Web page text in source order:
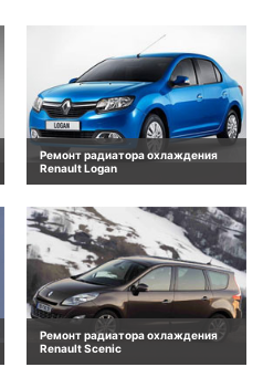
Ремонт радиатора охлаждения
Renault Logan
Ремонт радиатора охлаждения
Renault Scenic